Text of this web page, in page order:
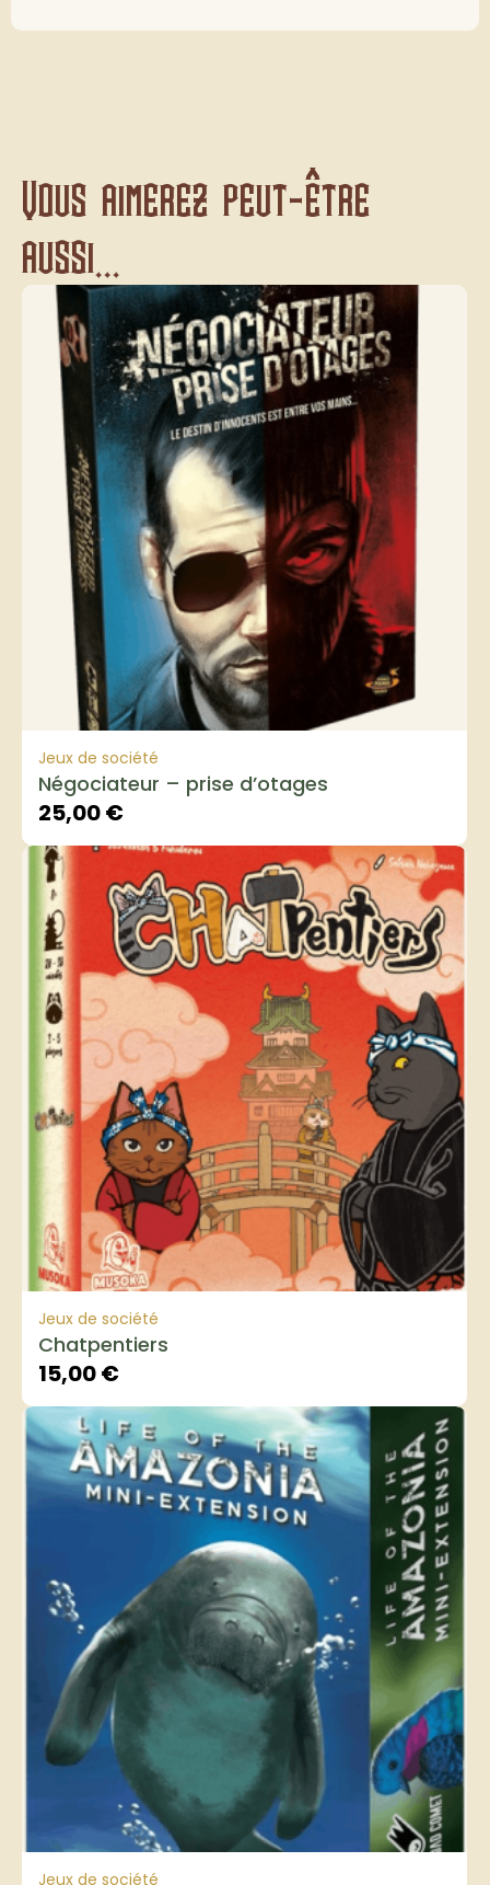
Vous aimerez peut-être
aussi...
Jeux de société
Négociateur – prise d’otages
25,00€
Jeux de société
Chatpentiers
15,00€
Jeux de société